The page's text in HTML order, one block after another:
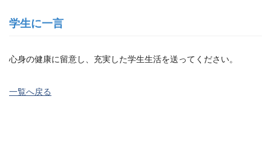
学生に一言
心身の健康に留意し、充実した学生生活を送ってください。
一覧へ戻る